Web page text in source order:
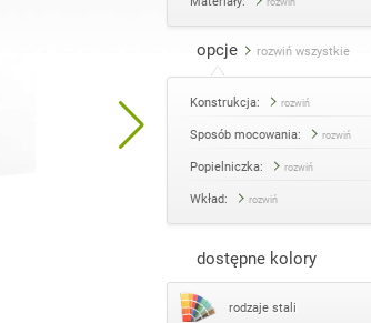
rozwiń
opcje rozwiń wszystkie
Konstrukcja: rozwiń
Sposób mocowania: rozwiń
Popielniczka: rozwiń
Wkład: rozwiń
dostępne kolory
rodzaje stali